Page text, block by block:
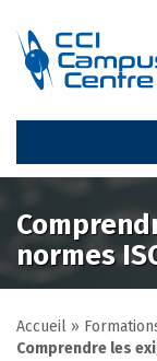
normes
Accueil »
Comprendre les